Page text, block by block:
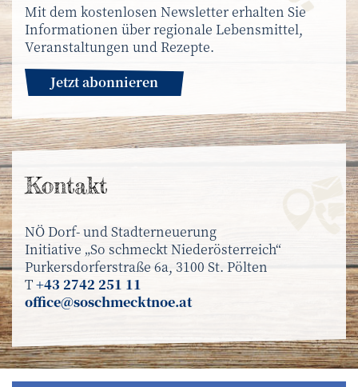
Mit dem kostenlosen Newsletter erhalten Sie
Informationen über regionale Lebensmittel,
Veranstaltungen und Rezepte.
Jetzt abonnieren
Kontakt
NÖ Dorf- und Stadterneuerung
Initiative „So schmeckt Niederösterreich“
Purkersdorferstraße 6a, 3100 St. Pölten
T+43 2742 251 11
office@soschmecktnoe.at